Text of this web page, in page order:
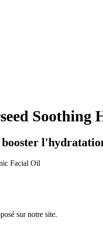
Soothing
Facial Oil
sur notre site.